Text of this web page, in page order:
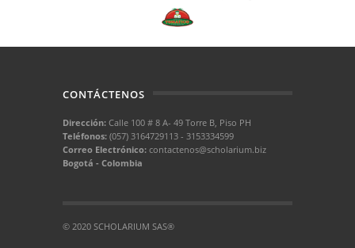
CONTÁCTENOS
Dirección: Calle 100 # 8 A- 49 Torre B, Piso PH
Teléfonos: (057) 3164729113 - 3153334599
Correo Electrónico: contactenos@scholarium.biz
Bogotá - Colombia
© 2020 SCHOLARIUM SAS®